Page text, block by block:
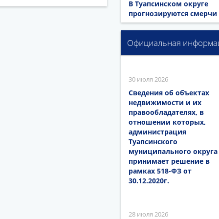
В Туапсинском округе
прогнозируются смерчи
Официальная
30 июля 2026
Сведения об объектах
недвижимости и их
правообладателях, в
отношении которых,
администрация
Туапсинского
муниципального округа
принимает решение в
рамках 518-ФЗ от
30.12.2020г.
28 июля 2026